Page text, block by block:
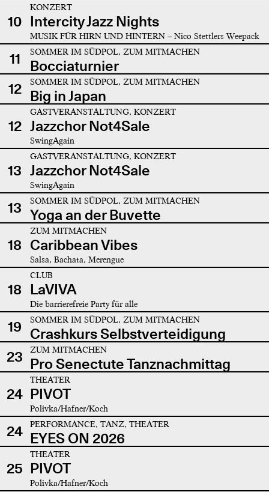
10
KONZERT
Intercity Jazz Nights
MUSIK FÜR HIRN UND HINTERN – Nico Stettlers Weepack
11 SOMMER IM SÜDPOL, ZUM MITMACHEN
Bocciaturnier
12
SOMMER IM SÜDPOL, ZUM MITMACHEN
Big in Japan
12
GASTVERANSTALTUNG, KONZERT
Jazzchor Not4Sale
SwingAgain
13
GASTVERANSTALTUNG, KONZERT
Jazzchor Not4Sale
SwingAgain
13 SOMMER IM SÜDPOL, ZUM MITMACHEN
Yoga an der Buvette
18
ZUM MITMACHEN
Caribbean Vibes
Salsa, Bachata, Merengue
18
CLUB
LaVIVA
Die barrierefreie Party für alle
19 SOMMER IM SÜDPOL, ZUM MITMACHEN
Crashkurs Selbstverteidigung
23
ZUM MITMACHEN
Pro Senectute Tanznachmittag
24
THEATER
PIVOT
Polivka/Hafner/Koch
24 PERFORMANCE, TANZ, THEATER
EYES ON 2026
25
THEATER
PIVOT
Polivka/Hafner/Koch